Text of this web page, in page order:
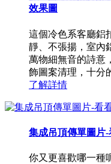
效果圖
這個冷色系客廳鋁
靜、不張揚，室內
萬物細無音的詩意
飾圖案清理，十分
了解詳情
集成吊頂傳單圖片
你又更喜歡哪一種